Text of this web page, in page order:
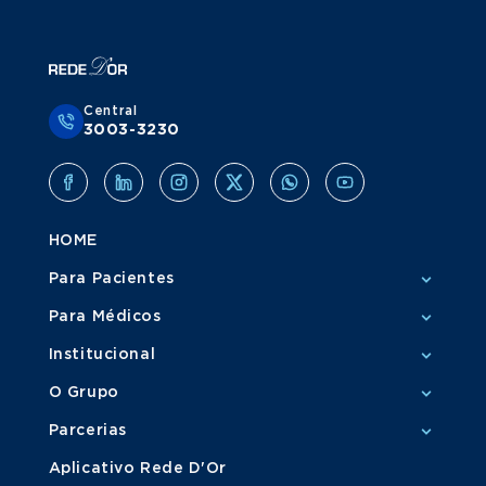
Central
3003-3230
HOME
Para Pacientes
Para Médicos
Institucional
O Grupo
Parcerias
Aplicativo Rede D'Or